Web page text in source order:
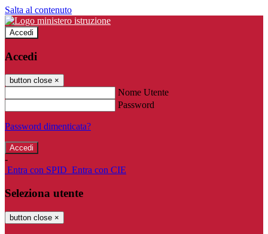
Salta al contenuto
Accedi
Accedi
button close ×
Nome Utente
Password
Password dimenticata?
-
Entra con SPID Entra con CIE
Seleziona utente
button close ×